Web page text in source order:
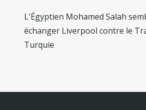
L'Égyptien Mohamed Salah
échanger Liverpool contre le
Turquie